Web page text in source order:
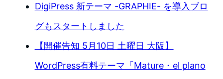
DigiPress 新テーマ -GRAPHIE- を導入ブロ
グもスタートしました
【開催告知 5月10日 土曜日 大阪】
WordPress有料テーマ「Mature・el plano